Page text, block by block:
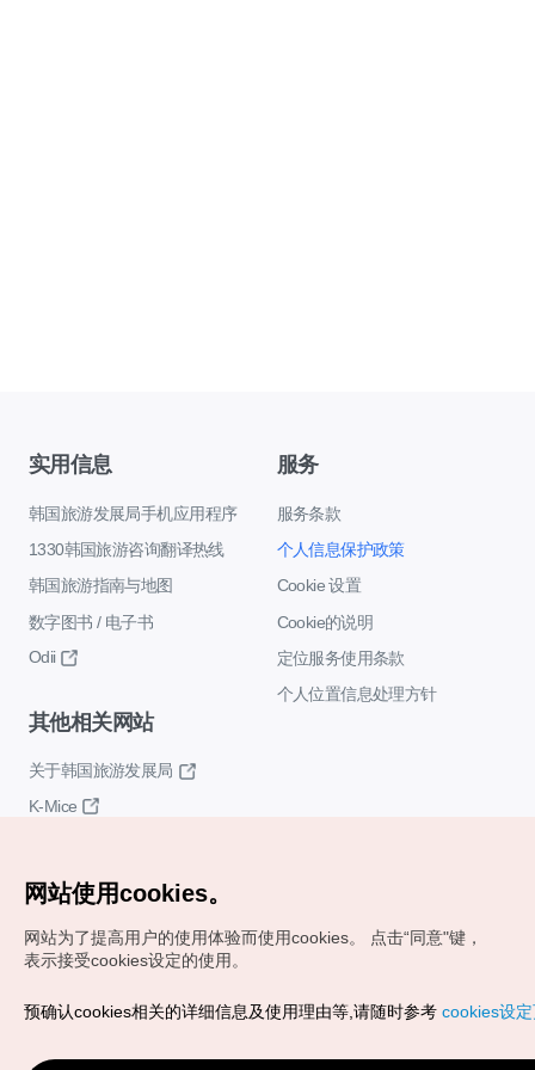
实用信息
韩国旅游发展局手机应用程序
1330韩国旅游咨询翻译热线
韩国旅游指南与地图
数字图书 / 电子书
Odii
服务
服务条款
个人信息保护政策
Cookie 设置
Cookie的说明
定位服务使用条款
个人位置信息处理方针
其他相关网站
关于韩国旅游发展局
K-Mice
Copyrights (c) 韩国旅游发展局版权所有
VISITKOREA官方邮箱
网站使用cookies。
网站为了提高用户的使用体验而使用cookies。
点击“同意"键，
表示接受cookies设定的使用。
预确认cookies相关的详细信息及使用理由等,请随时参考 cookies设